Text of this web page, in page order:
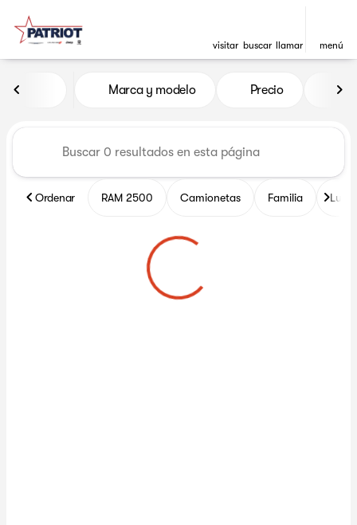
visitar buscar llamar menú
Vehículos en venta en
Marca y modelo Precio
Ordenar RAM 2500 Camionetas Familia Lujo